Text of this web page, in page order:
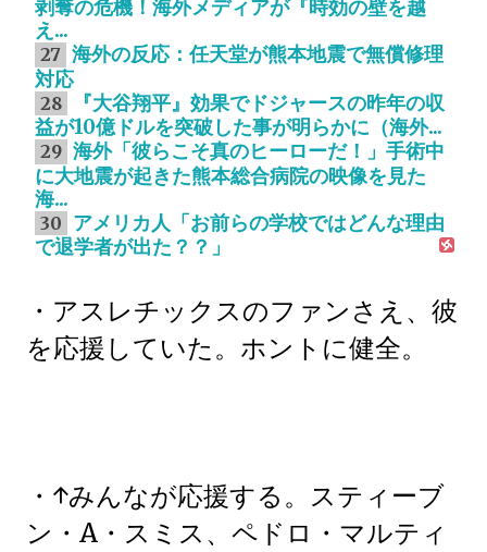
剥奪の危機！海外メディアが『時効の壁を越
え...
27 海外の反応：任天堂が熊本地震で無償修理
対応
28
『大谷翔平』効果でドジャースの昨年の収
益が10億ドルを突破した事が明らかに（海外...
29 海外「彼らこそ真のヒーローだ！」手術中
に大地震が起きた熊本総合病院の映像を見た
海...
30 アメリカ人「お前らの学校ではどんな理由
で退学者が出た？？」
・アスレチックスのファンさえ、彼
を応援していた。ホントに健全。
・↑みんなが応援する。スティーブ
ン・A・スミス、ペドロ・マルティ